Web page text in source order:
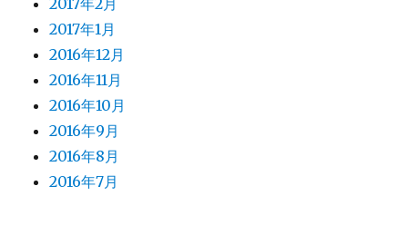
2017年1月
2016年12月
2016年11月
2016年10月
2016年9月
2016年8月
2016年7月